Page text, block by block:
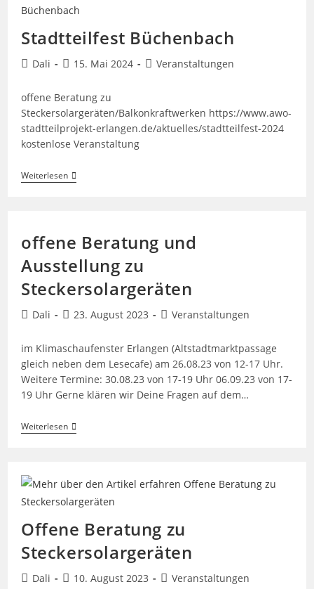
Stadtteilfest Büchenbach
Beitrags-
Dali
Beitrag
15. Mai 2024
Beitrags-
Veranstaltungen
offene Beratung zu
Steckersolargeräten/Balkonkraftwerken https://www.awo-
stadtteilprojekt-erlangen.de/aktuelles/stadtteilfest-2024
kostenlose Veranstaltung
WeiterlesenStadtteilfest
Büchenbach
offene Beratung und
Ausstellung zu
Steckersolargeräten
Beitrags-
Dali
Beitrag
23. August 2023
Beitrags-
Veranstaltungen
im Klimaschaufenster Erlangen (Altstadtmarktpassage
gleich neben dem Lesecafe) am 26.08.23 von 12-17 Uhr.
Weitere Termine: 30.08.23 von 17-19 Uhr 06.09.23 von 17-
19 Uhr Gerne klären wir Deine Fragen auf dem…
WeiterlesenOffene
Beratung
Steckersolargeräten
Offene Beratung zu
Steckersolargeräten
Beitrags-
Dali
Beitrag
10. August 2023
Beitrags-
Veranstaltungen